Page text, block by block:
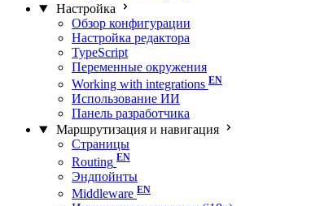
Настройка
Обзор конфигурации
Настройка редактора
TypeScript
Переменные окружения
Working with integrations
Использование ИИ
Панель разработчика
Маршрутизация и навигация
Страницы
Routing
Эндпойнты
Middleware